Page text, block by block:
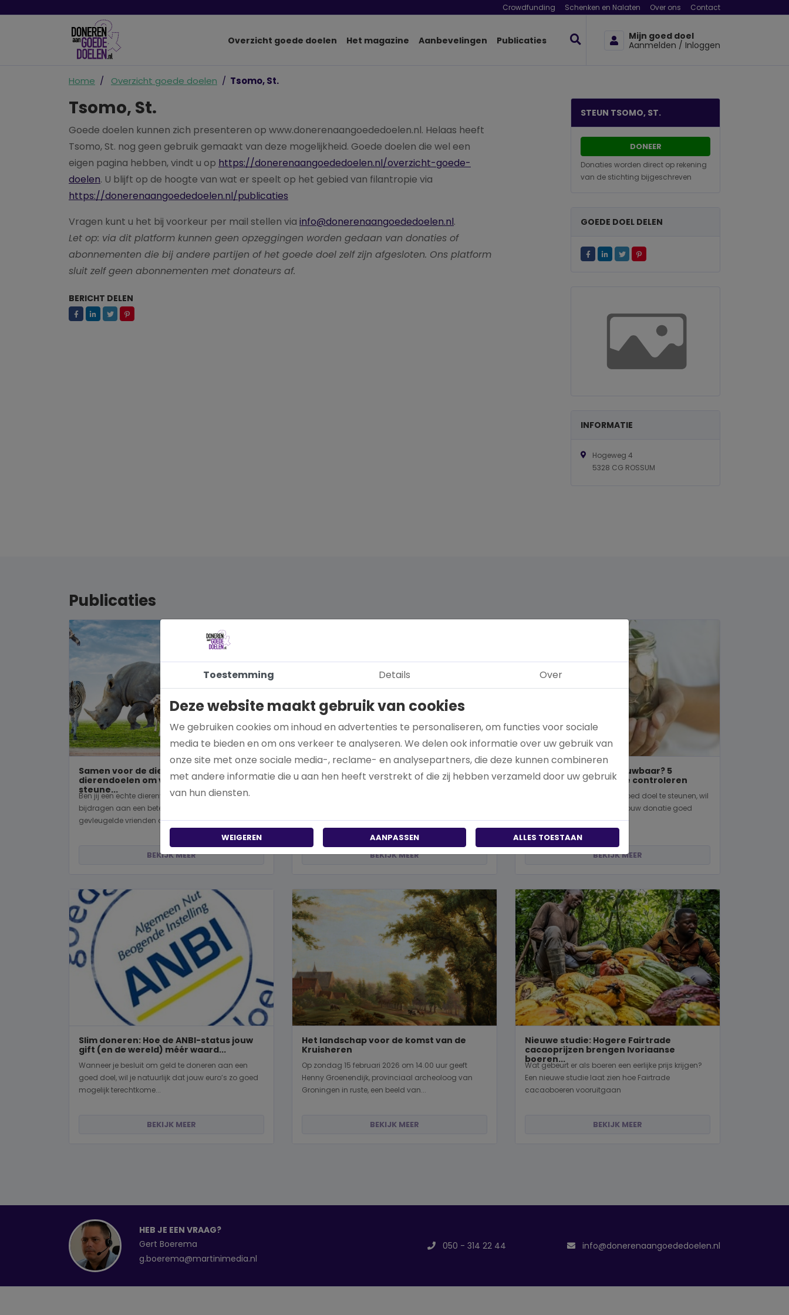
Crowdfunding Schenken en Nalaten Over ons Contact
Overzicht goede doelen Het magazine Aanbevelingen Publicaties
Mijn goed doel
Aanmelden / Inloggen
Home Overzicht goede doelen Tsomo, St.
Tsomo, St.
Goede doelen kunnen zich presenteren op www.donerenaangoededoelen.nl. Helaas heeft
Tsomo, St. nog geen gebruik gemaakt van deze mogelijkheid. Goede doelen die wel een
eigen pagina hebben, vindt u op https://donerenaangoededoelen.nl/overzicht-goede-
doelen. U blijft op de hoogte van wat er speelt op het gebied van filantropie via
https://donerenaangoededoelen.nl/publicaties
Vragen kunt u het bij voorkeur per mail stellen via info@donerenaangoededoelen.nl.
Let op: via dit platform kunnen geen opzeggingen worden gedaan van donaties of
abonnementen die bij andere partijen of het goede doel zelf zijn afgesloten. Ons platform
sluit zelf geen abonnementen met donateurs af.
BERICHT DELEN
STEUN TSOMO, ST.
DONEER
Donaties worden direct op rekening
van de stichting bijgeschreven
GOEDE DOEL DELEN
INFORMATIE
Hogeweg 4
5328 CG ROSSUM
Publicaties
Samen voor de dieren: De mooiste
dierendoelen om vandaag nog te
steune...
Ben jij een echte dierenvriend en wil je graag
bijdragen aan een betere wereld voor viervoeters,
gevleugelde vrienden of wild...
BEKIJK MEER
Hoe kies je een goed doel dat écht bij je
past?
Jouw donatie kan het ve...
BEKIJK MEER
Is een goed doel betrouwbaar? 5
manieren om dit zelf te controleren
Wanneer je besluit om een goed doel te steunen, wil
je natuurlijk zeker weten dat jouw donatie goed
terechtkomt. Of je nu een...
BEKIJK MEER
Slim doneren: Hoe de ANBI-status jouw
gift (en de wereld) méér waard...
Wanneer je besluit om geld te doneren aan een
goed doel, wil je natuurlijk dat jouw euro’s zo goed
mogelijk terechtkome...
BEKIJK MEER
Het landschap voor de komst van de
Kruisheren
Op zondag 15 februari 2026 om 14.00 uur geeft
Henny Groenendijk, provinciaal archeoloog van
Groningen in ruste, een beeld van...
BEKIJK MEER
Nieuwe studie: Hogere Fairtrade
cacaoprijzen brengen Ivoriaanse
boeren...
Wat gebeurt er als boeren een eerlijke prijs krijgen?
Een nieuwe studie laat zien hoe Fairtrade
cacaoboeren vooruitgaan
BEKIJK MEER
HEB JE EEN VRAAG?
Gert Boerema
g.boerema@martinimedia.nl
050 - 314 22 44 info@donerenaangoededoelen.nl
Toestemming Details Over
Deze website maakt gebruik van cookies
We gebruiken cookies om inhoud en advertenties te personaliseren, om functies voor sociale
media te bieden en om ons verkeer te analyseren. We delen ook informatie over uw gebruik van
onze site met onze sociale media-, reclame- en analysepartners, die deze kunnen combineren
met andere informatie die u aan hen heeft verstrekt of die zij hebben verzameld door uw gebruik
van hun diensten.
WEIGEREN AANPASSEN ALLES TOESTAAN